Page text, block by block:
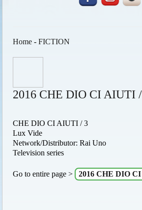
Home -FICTION
2016 CHE DIO CI AIUTI
CHE DIO CI AIUTI / 3
Lux Vide
Network/Distributor: Rai Uno
Television series
Go to entire page > 2016 CHE DIO